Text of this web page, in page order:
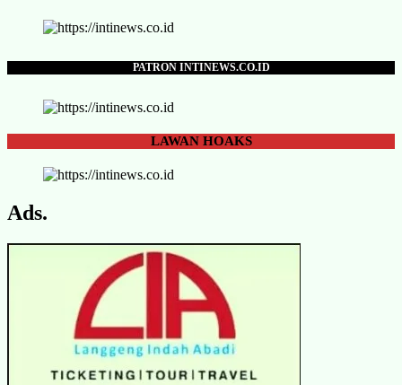
PATRON INTINEWS.CO.ID
LAWANHOAKS
Ads.